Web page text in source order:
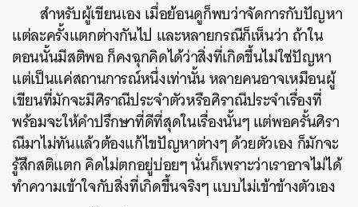
สำหรับผู้เขียนเอง เมื่อย้อนดูก็พบว่าจัดการกับปัญหา
แต่ละครั้งแตกต่างกันไป และหลายกรณีก็เห็นว่า ถ้าใน
ตอนนั้นมีสติพอ ก็คงฉุกคิดได้ว่าสิ่งที่เกิดขึ้นไม่ใช่ปัญหา
แต่เป็นแค่สถานการณ์หนึ่งเท่านั้น หลายคนอาจเหมือนผู้
เขียนที่มักจะมีศิราณีประจำตัวหรือศิราณีประจำเรื่องที่
พร้อมจะให้คำปรึกษาที่ดีที่สุดในเรื่องนั้นๆ แต่พอครั้นศิรา
ณีมาไม่ทันแล้วต้องแก้ไขปัญหาต่างๆ ด้วยตัวเอง ก็มักจะ
รู้สึกสติแตก คิดไม่ตกอยู่บ่อยๆ นั่นก็เพราะว่าเราอาจไม่ได้
ทำความเข้าใจกับสิ่งที่เกิดขึ้นจริงๆ แบบไม่เข้าข้างตัวเอง